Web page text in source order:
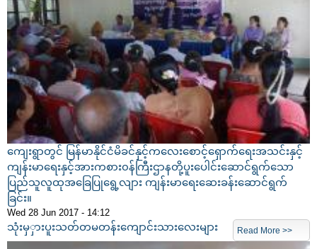
ကျေးရွာတွင် မြန်မာနိုင်ငံမိခင်နှင့်ကလေးစောင့်ရှောက်ရေးအသင်းနှင့်
ကျန်းမာရေးနှင့်အားကစား၀န်ကြီးဌာနတို့ပူးပေါင်းဆောင်ရွက်သော
ပြည်သူလူထုအခြေပြုရွေ့လျား ကျန်းမာရေးဆေးခန်းဆောင်ရွက်
ခြင်း။
Wed 28 Jun 2017 - 14:12
Read More >>
သုံးမှှားပူးသတ်တမတန်းကျောင်းသားလေးများ